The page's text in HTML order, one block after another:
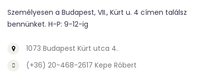
Személyesen a Budapest, VII., Kürt u. 4 címen találsz
bennünket. H-P: 9-12-ig
1073 Budapest Kürt utca 4.
(+36) 20-468-2617 Kepe Róbert